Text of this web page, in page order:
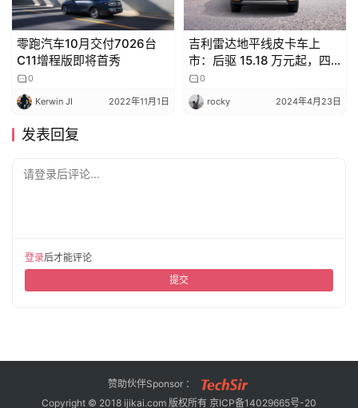
零跑汽车10月交付7026台
C11增程版即将首秀
0
Kerwin JI 2022年11月1日
吉利雷达地平线皮卡车上
市：后驱 15.18 万元起，四
驱 18.18 万元起
0
rocky 2024年4月23日
发表回复
请登录后评论...
登录后才能评论
提交
赞助伙伴Sponsor ：
Copyright © 2018 ijikai.com 版权所有 京ICP备14029665号-20